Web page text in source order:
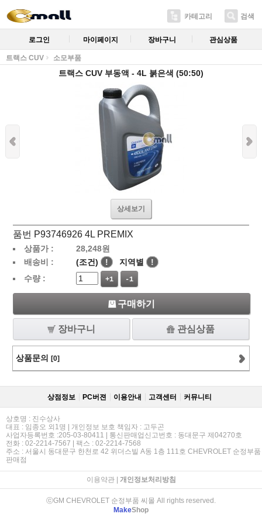
카테고리 검색
로그인 마이페이지 장바구니 관심상품
트랙스 CUV 소모부품
트랙스 CUV 부동액 - 4L 붉은색 (50:50)
상세보기
품번 P93746926 4L PREMIX
상품가 : 28,248원
배송비 :
(조건) ! 지역별
!
수량 :
+1 -1
구매하기
장바구니 관심상품
상품문의 [0]
상점정보 PC버젼 이용안내 고객센터 커뮤니티
상호명 : 진수상사
대표 : 임종오 외1명 | 개인정보 보호 책임자 : 고두곤
사업자등록번호 :205-03-80411 | 통신판매업신고번호 : 동대문구 제04270호
전화 : 02-2214-7567 | 팩스 : 02-2214-7568
주소 : 서울시 동대문구 한천로 42 위더스빌 A동 1층 111호 CHEVROLET 순정부품
판매점
이용약관| 개인정보처리방침
ⓒGM CHEVROLET 순정부품 씨몰 All rights reserved.
MakeShop